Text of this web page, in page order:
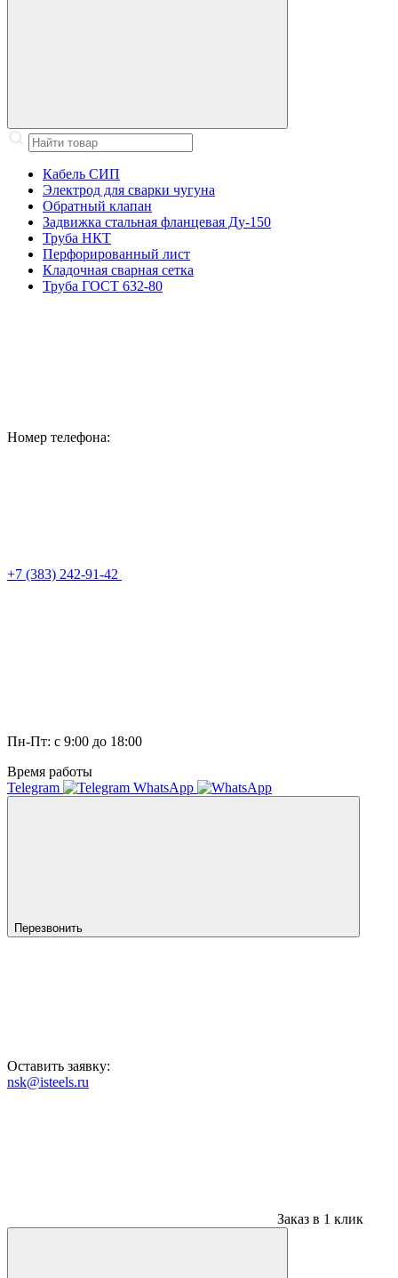
Кабель СИП
Электрод для сварки чугуна
Обратный клапан
Задвижка стальная фланцевая Ду-150
Труба НКТ
Перфорированный лист
Кладочная сварная сетка
Труба ГОСТ 632-80
Номер телефона:
+7 (383) 242-91-42
Пн-Пт: с 9:00 до 18:00
Время работы
Telegram
WhatsApp
Перезвонить
Оставить заявку:
nsk@isteels.ru
Заказ в 1 клик